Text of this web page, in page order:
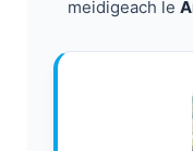
meidigeach le